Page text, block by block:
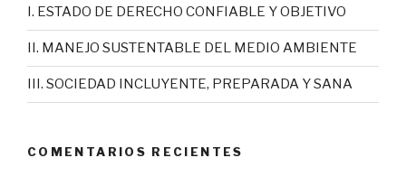
I. ESTADO DE DERECHO CONFIABLE Y OBJETIVO
II. MANEJO SUSTENTABLE DEL MEDIO AMBIENTE
III. SOCIEDAD INCLUYENTE, PREPARADA Y SANA
COMENTARIOS RECIENTES